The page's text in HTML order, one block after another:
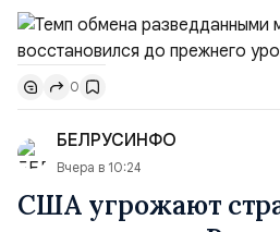
высокопоставленный член
добавив, что использование
ракет большой дальности
удары вглубь российской
позиции.Сотрудничество со
ключом к позитивному пов...
0
БЕЛРУСИНФО
Вчера в 10:24
США угрожают